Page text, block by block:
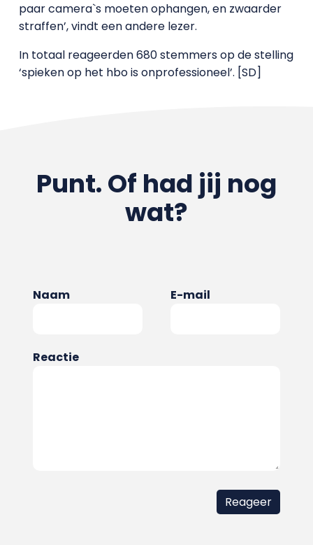
paar camera`s moeten ophangen, en zwaarder
straffen’, vindt een andere lezer.
In totaal reageerden 680 stemmers op de stelling
‘spieken op het hbo is onprofessioneel’. [SD]
Punt. Of had jij nog
wat?
Naam E-mail
Reactie